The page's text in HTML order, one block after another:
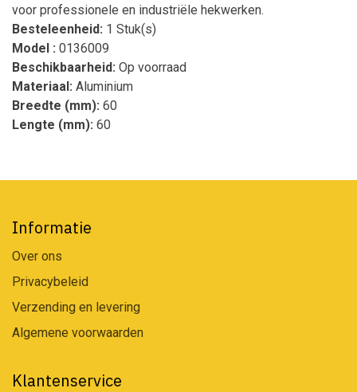
voor professionele en industriële hekwerken.
Besteleenheid: 1 Stuk(s)
Model : 0136009
Beschikbaarheid: Op voorraad
Materiaal: Aluminium
Breedte (mm): 60
Lengte (mm): 60
Informatie
Over ons
Privacybeleid
Verzending en levering
Algemene voorwaarden
Klantenservice